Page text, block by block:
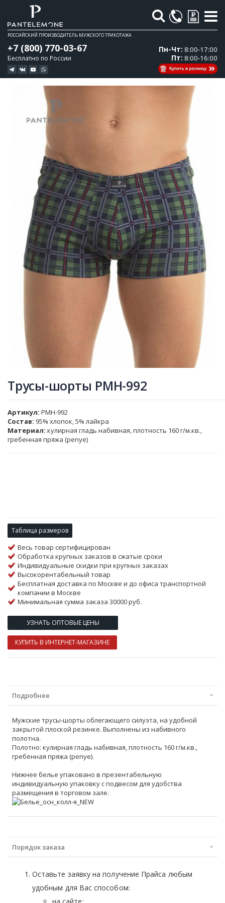
Поиск
РОССИЙСКИЙ ПРОИЗВОДИТЕЛЬ МУЖСКОГО ТРИКОТАЖА
+7 (800) 770-03-67
Бесплатно по России
Пн-Чт: 8:00-17:00
Пт: 8:00-16:00
галереи
изображений
галереи
изображений
Трусы-шорты PMH-992
Артикул PMH-992
Состав: 95% хлопок, 5% лайкра
Материал: кулирная гладь набивная, плотность 160 г/м.кв.,
гребенная пряжа (penye)
Таблица размеров
Весь товар сертифицирован
Обработка крупных заказов в сжатые сроки
Индивидуальные скидки при крупных заказах
Высокорентабельный товар
Бесплатная доставка по Москве и до офиса транспортной
компании в Москве
Минимальная сумма заказа 30000 руб.
УЗНАТЬ ОПТОВЫЕ ЦЕНЫ
КУПИТЬ В ИНТЕРНЕТ-МАГАЗИНЕ
Подробнее
Мужские трусы-шорты облегающего силуэта, на удобной
закрытой плоской резинке. Выполнены из набивного
полотна.
Полотно: кулирная гладь набивная, плотность 160 г/м.кв.,
гребенная пряжа (penye).
Нижнее белье упаковано в презентабельную
индивидуальную упаковку с подвесом для удобства
размещения в торговом зале.
Порядок заказа
Оставьте заявку на получение Прайса любым
удобным для Вас способом: